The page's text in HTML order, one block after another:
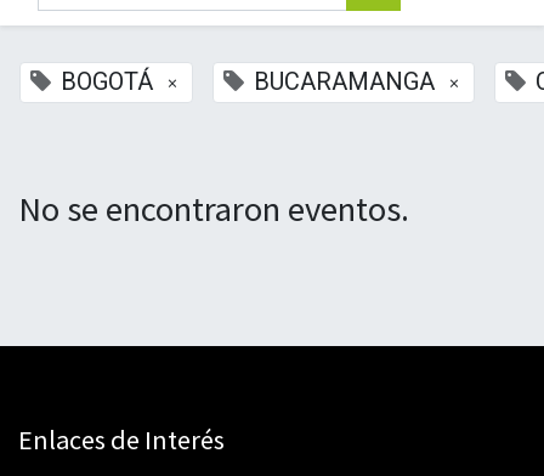
BOGOTÁ × BUCARAMANGA ×
No se encontraron eventos.
Enlaces de Interés